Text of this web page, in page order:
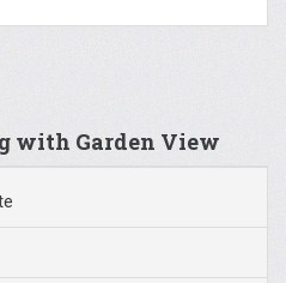
with Garden View